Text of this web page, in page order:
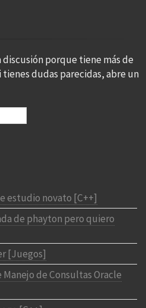
porque tiene más de
dudas parecidas, abre un
estudio novato [C++]
de phayton pero quiero
[Juegos]
de Consultas Oracle